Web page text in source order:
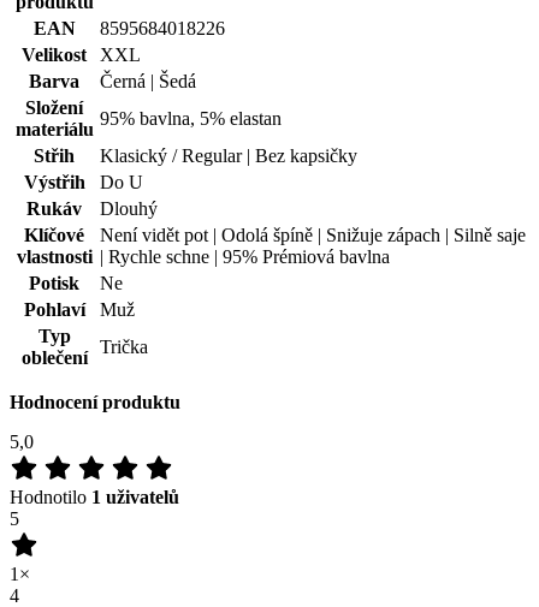
EAN
8595684018226
Velikost
XXL
Barva
Černá | Šedá
Složení
materiálu
95% bavlna, 5% elastan
Střih
Klasický / Regular | Bez kapsičky
Výstřih
Do U
Rukáv
Dlouhý
Klíčové
vlastnosti
Není vidět pot | Odolá špíně | Snižuje zápach | Silně saje
| Rychle schne | 95% Prémiová bavlna
Potisk
Ne
Pohlaví
Muž
Typ
oblečení
Trička
Hodnocení produktu
5,0
Hodnotilo 1 uživatelů
5
1×
4